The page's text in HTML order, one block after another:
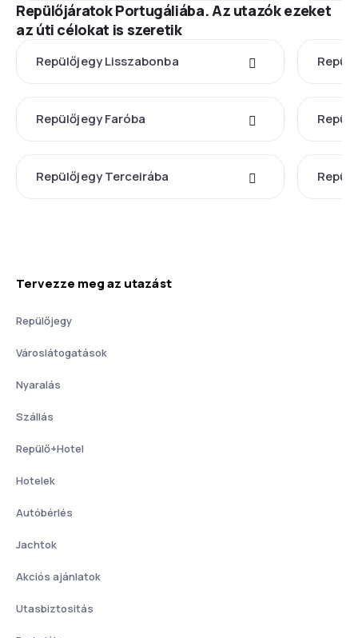
Repülőjáratok Portugáliába. Az utazók ezeket
az úti célokat is szeretik
Repülőjegy Lisszabonba
Repülőjegy Faróba
Repülőjegy Terceirába
Tervezze meg az utazást
Repülőjegy
Városlátogatások
Nyaralás
Szállás
Repülő+Hotel
Hotelek
Autóbérlés
Jachtok
Akciós ajánlatok
Utasbiztositás